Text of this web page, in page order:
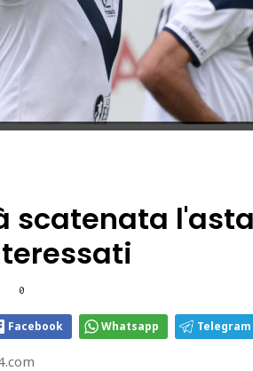
scatenata
0
Facebook Whatsapp Telegram